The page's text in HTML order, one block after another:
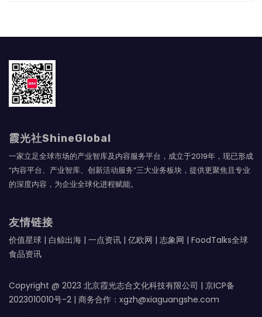
霞光社ShineGlobal
一家立足全球市场的产业智库及内容服务平台，成立于2019年，现已形成
“内容平台、产业智库、创新活动服务”三大业务板块，提供更聚焦且专业
的深度内容，为企业全球化进程赋能。
友情链接
价值星球 | 白鲸出海 | 一点资讯 | 亿欧网 | 志象网 | FoodTalks全球
食品资讯
Copyright @ 2023 北京霞光志合文化科技有限公司 | 京ICP备
2023010010号-2 | 商务合作：xgzh@xiaguangshe.com